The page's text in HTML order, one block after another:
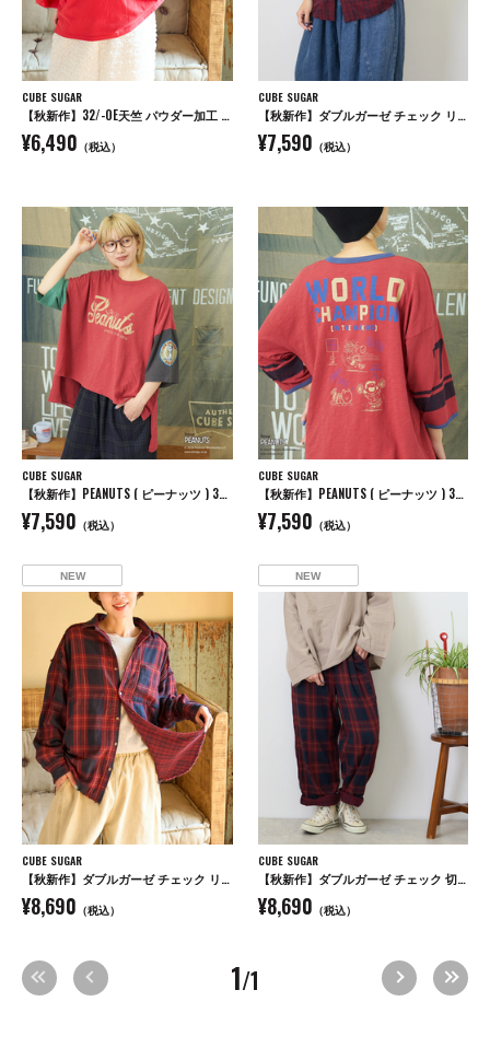
CUBE SUGAR
【秋新作】32/-OE天竺 パウダー加工 パッチロゴ 刺繍 Tシャツ
¥6,490 （税込）
CUBE SUGAR
【秋新作】ダブルガーゼ チェック リバーシブル 5分袖 ドルマンシャツ
¥7,590 （税込）
CUBE SUGAR
【秋新作】PEANUTS ( ピーナッツ ) 32/-スラブ天竺 配色 ワイド Tシャツ
¥7,590 （税込）
CUBE SUGAR
【秋新作】PEANUTS ( ピーナッツ ) 32/-スラブ天竺 ライン入り 7分袖 プルオーバー Tシャツ
¥7,590 （税込）
NEW
CUBE SUGAR
【秋新作】ダブルガーゼ チェック リバーシブル レギュラーシャツ
¥8,690 （税込）
NEW
CUBE SUGAR
【秋新作】ダブルガーゼ チェック 切替 イージーパンツ
¥8,690 （税込）
1/1